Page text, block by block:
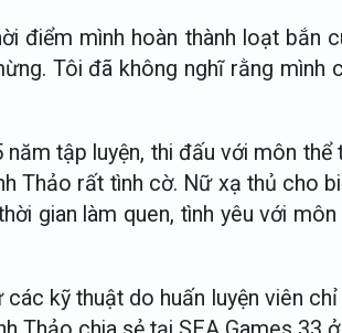
điểm mình hoàn thành loạt bắn
Tôi đã không nghĩ rằng mình
tập luyện, thi đấu với môn
Thảo rất tình cờ. Nữ xạ thủ cho
gian làm quen, tình yêu với
kỹ thuật do huấn luyện viên